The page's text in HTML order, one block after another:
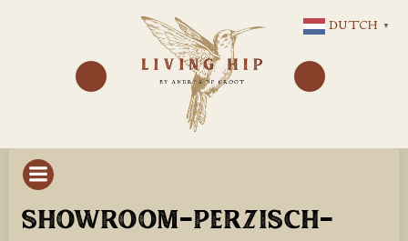
NAAR
DE
INHOUD
SHOWROOM-PERZISCH-
DUTCH ▼